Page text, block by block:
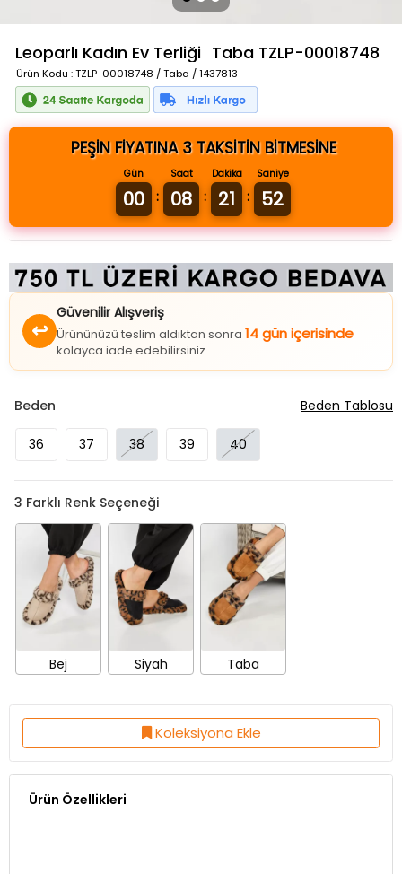
Leoparlı Kadın Ev Terliği Taba TZLP-00018748
Ürün Kodu : TZLP-00018748 / Taba / 1437813
PEŞİN FİYATINA 3 TAKSİTİN BİTMESİNE
Gün
00 :
Saat
08 :
Dakika
21 :
Saniye
52
↩
Güvenilir Alışveriş
Ürününüzü teslim aldıktan sonra 14 gün içerisinde
kolayca iade edebilirsiniz.
Beden
36 37 38 39 40
Beden Tablosu
3 Farklı Renk Seçeneği
Bej Siyah Taba
Koleksiyona Ekle
Ürün Özellikleri